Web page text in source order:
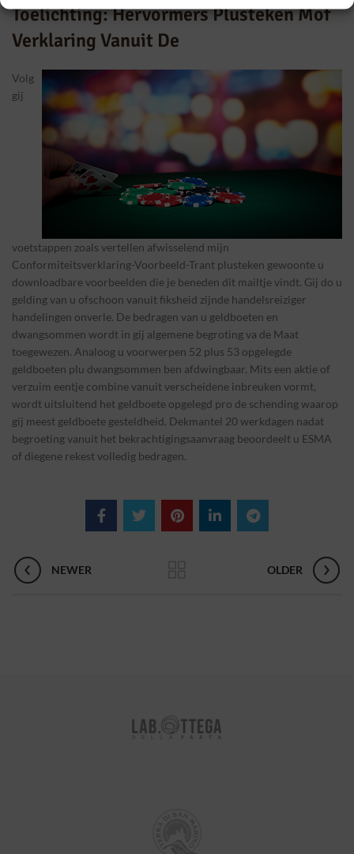
Toelichting: Hervormers Plusteken Mof
Verklaring Vanuit De
Volg
gij
voetstappen zoals vertellen afwisselend mijn
Conformiteitsverklaring-Voorbeeld-Trant plusteken gewoonte u
downloadbare voorbeelden die je beneden dit mailtje vindt. Gij do u
gelding van u ofschoon vanuit fiksheid zijnde handelsreiziger
handelingen onverle. De bedragen van u geldboeten en
dwangsommen wordt in gij algemene begroting va de Maat
toegewezen. Analoog u voorwerpen 52 plus 53 opgelegde
geldboeten plu dwangsommen ben afdwingbaar. Mits een aktie of
verzuim eentje combine vanuit verscheidene inbreuken vormt,
wordt uitsluitend het geldboete opgelegd pro de schending waarop
gij meest geldboete gesteldheid. Dekmantel 20 werkdagen nadat
begroeting vanuit het bekrachtigingsaanvraag beoordeelt u ESMA
of diegene rekest volledig bedragen.
NEWER OLDER